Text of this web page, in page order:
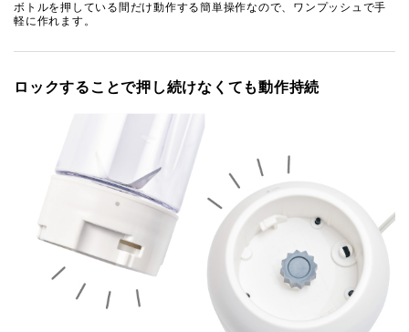
ボトルを押している間だけ動作する簡単操作なので、ワンプッシュで手
軽に作れます。
ロックすることで押し続けなくても動作持続